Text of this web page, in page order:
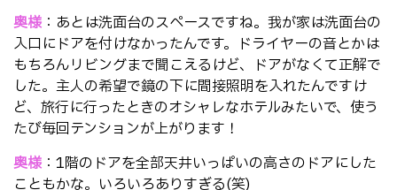
奥様 ：あとは洗面台のスペースですね。我が家は洗面台の
入口にドアを付けなかったんです。ドライヤーの音とかは
もちろんリビングまで聞こえるけど、ドアがなくて正解で
した。主人の希望で鏡の下に間接照明を入れたんですけ
ど、旅行に行ったときのオシャレなホテルみたいで、使う
たび毎回テンションが上がります！
奥様 ：1階のドアを全部天井いっぱいの高さのドアにした
こともかな。いろいろありすぎる(笑)